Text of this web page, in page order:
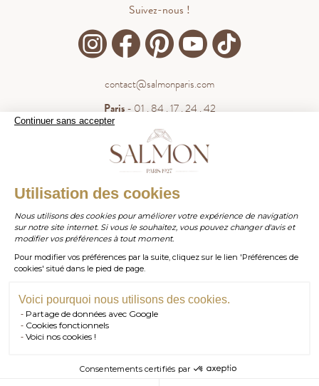
Continuer sans accepter
Utilisation des cookies
Nous utilisons des cookies pour améliorer votre expérience de navigation
sur notre site internet. Si vous le souhaitez, vous pouvez changer d'avis et
modifier vos préférences à tout moment.
Pour modifier vos préférences par la suite, cliquez sur le lien 'Préférences de
cookies' situé dans le pied de page.
Voici pourquoi nous utilisons des cookies.
Partage de données avec Google
Cookies fonctionnels
Voici nos cookies !
Consentements certifiés par
WHATSAPP
E-MAIL contact@salmonparis.com
TÉL PARIS
RDV SHOWROOM
RDV TÉLÉPHONIQUE
Suivez-nous !
contact@salmonparis.com
Paris- 01 . 84 . 17 . 24 . 42
- 05 . 35 . 54 . 45 . 53
WhatsApp- 07 . 81 . 63 . 76 . 57
© Salmon Paris 2026 — Tous droits réservés.